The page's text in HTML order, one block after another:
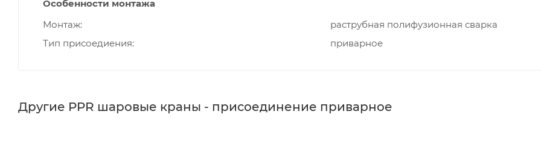
Особенности монтажа
Монтаж
раструбная полифузионная сварка
Тип присоедиения
приварное
Другие PPR шаровые краны - присоединение приварное